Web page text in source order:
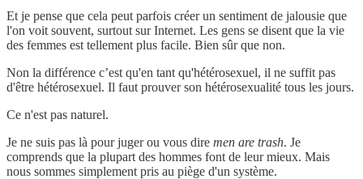
Et je pense que cela peut parfois créer un sentiment de jalousie que
l'on voit souvent, surtout sur Internet. Les gens se disent que la vie
des femmes est tellement plus facile. Bien sûr que non.
Non la différence c’est qu'en tant qu'hétérosexuel, il ne suffit pas
d'être hétérosexuel. Il faut prouver son hétérosexualité tous les jours.
Ce n'est pas naturel.
Je ne suis pas là pour juger ou vous dire men are trash. Je
comprends que la plupart des hommes font de leur mieux. Mais
nous sommes simplement pris au piège d'un système.